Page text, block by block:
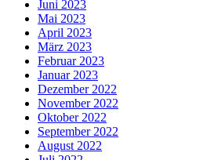
Juni 2023
Mai 2023
April 2023
März 2023
Februar 2023
Januar 2023
Dezember 2022
November 2022
Oktober 2022
September 2022
August 2022